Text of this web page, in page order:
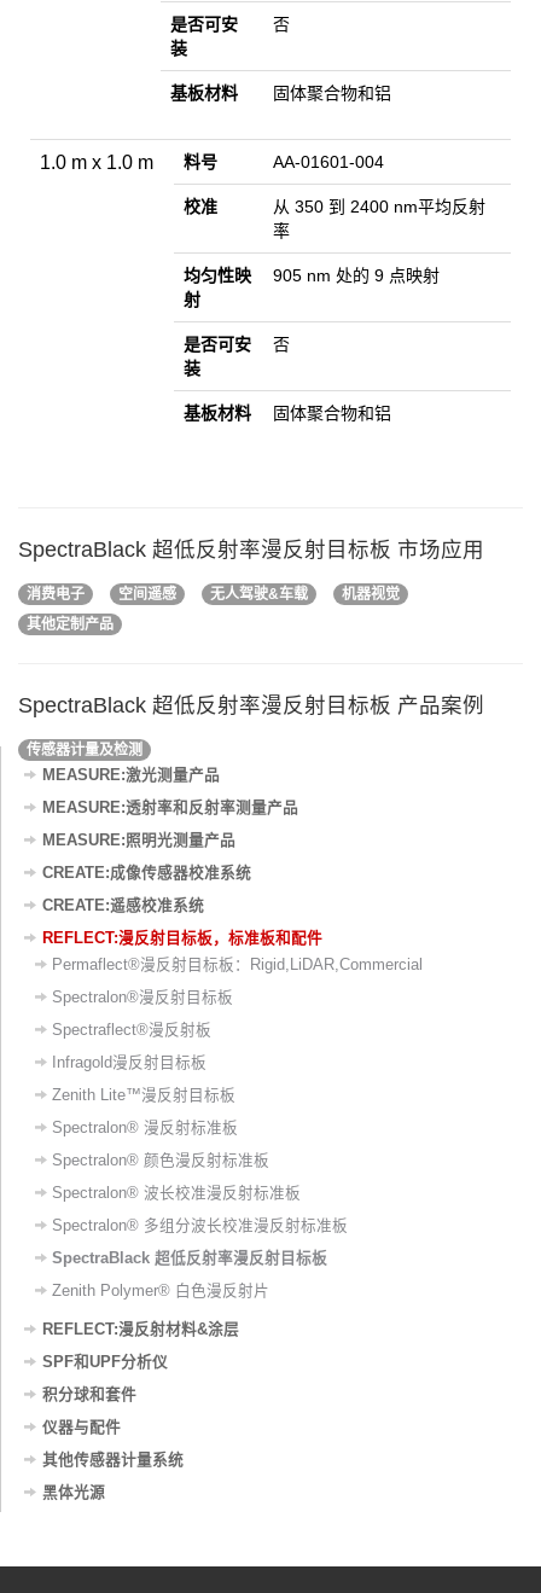
是否可安
装
否
基板材料 固体聚合物和铝
1.0 m x 1.0 m 料号 AA-01601-004
校准
从 350 到 2400 nm平均反射
率
均匀性映
射
905 nm 处的 9 点映射
是否可安
装
否
基板材料 固体聚合物和铝
SpectraBlack 超低反射率漫反射目标板 市场应用
消费电子 空间遥感 无人驾驶&车载
机器视觉
其他定制产品
SpectraBlack 超低反射率漫反射目标板 产品案例
传感器计量及检测
MEASURE:激光测量产品
MEASURE:透射率和反射率测量产品
MEASURE:照明光测量产品
CREATE:成像传感器校准系统
CREATE:遥感校准系统
REFLECT:漫反射目标板，标准板和配件
Permaflect®漫反射目标板：Rigid,LiDAR,Commercial
Spectralon®漫反射目标板
Spectraflect®漫反射板
Infragold漫反射目标板
Zenith Lite™漫反射目标板
Spectralon® 漫反射标准板
Spectralon® 颜色漫反射标准板
Spectralon® 波长校准漫反射标准板
Spectralon® 多组分波长校准漫反射标准板
SpectraBlack 超低反射率漫反射目标板
Zenith Polymer® 白色漫反射片
REFLECT:漫反射材料&涂层
SPF和UPF分析仪
积分球和套件
仪器与配件
其他传感器计量系统
黑体光源